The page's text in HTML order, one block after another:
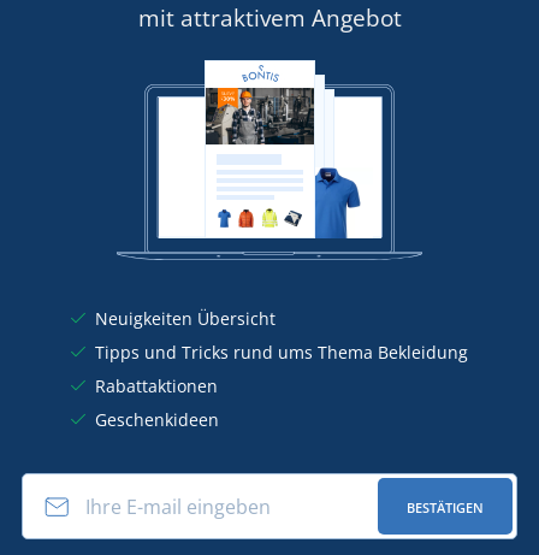
mit attraktivem Angebot
Neuigkeiten Übersicht
Tipps und Tricks rund ums Thema Bekleidung
Rabattaktionen
Geschenkideen
BESTÄTIGEN